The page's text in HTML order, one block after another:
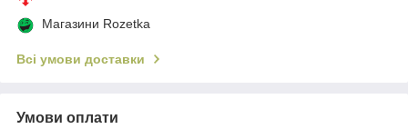
Магазини Rozetka
Всі умови доставки
Умови оплати